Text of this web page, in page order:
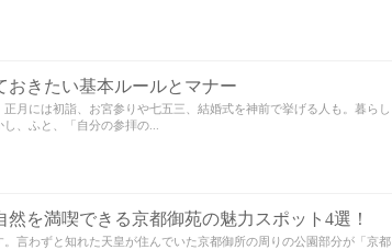
きたい基本ルールとマナー
月には初詣、お宮参りや七五三、結婚式を神前で挙げる人も。暮らし
、ふと、「自分の参拝の...
を満喫できる京都御苑の魅力スポット4選！
。言わずと知れた天皇が住んでいた京都御所の周りの公園部分が「京都